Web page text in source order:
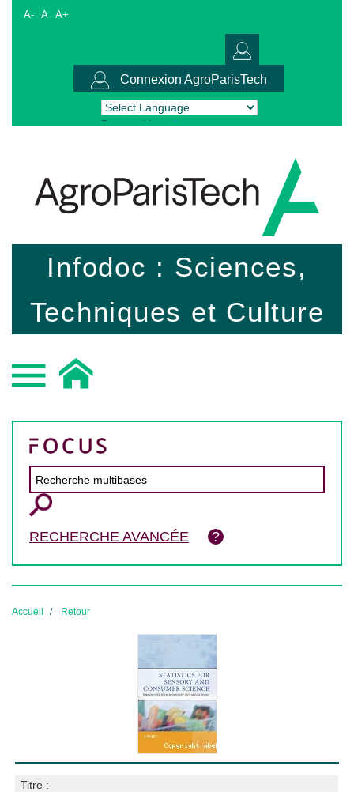
A- A A+
Connexion AgroParisTech
Powered by Translate
Infodoc : Sciences,
Techniques et Culture
RECHERCHE AVANCÉE
Accueil Retour
Titre :